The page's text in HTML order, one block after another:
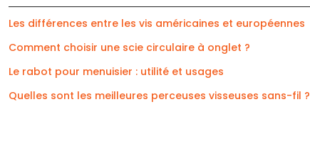
Les différences entre les vis américaines et européennes
Comment choisir une scie circulaire à onglet ?
Le rabot pour menuisier : utilité et usages
Quelles sont les meilleures perceuses visseuses sans-fil ?